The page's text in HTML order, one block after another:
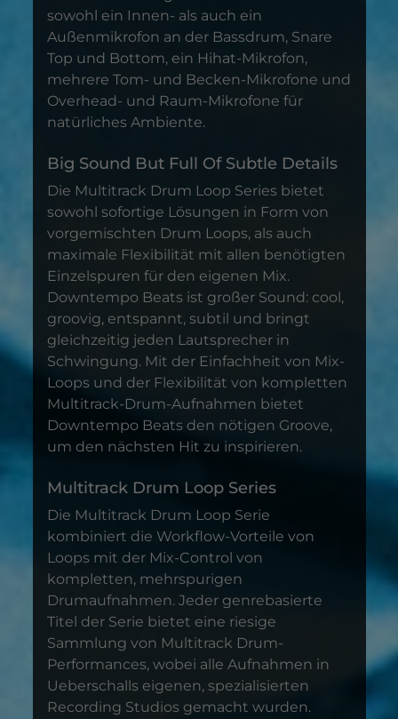
sowohl ein Innen- als auch ein
Außenmikrofon an der Bassdrum, Snare
Top und Bottom, ein Hihat-Mikrofon,
mehrere Tom- und Becken-Mikrofone und
Overhead- und Raum-Mikrofone für
natürliches Ambiente.
Big Sound But Full Of Subtle Details
Die Multitrack Drum Loop Series bietet
sowohl sofortige Lösungen in Form von
vorgemischten Drum Loops, als auch
maximale Flexibilität mit allen benötigten
Einzelspuren für den eigenen Mix.
Downtempo Beats ist großer Sound: cool,
groovig, entspannt, subtil und bringt
gleichzeitig jeden Lautsprecher in
Schwingung. Mit der Einfachheit von Mix-
Loops und der Flexibilität von kompletten
Multitrack-Drum-Aufnahmen bietet
Downtempo Beats den nötigen Groove,
um den nächsten Hit zu inspirieren.
Multitrack Drum Loop Series
Die Multitrack Drum Loop Serie
kombiniert die Workflow-Vorteile von
Loops mit der Mix-Control von
kompletten, mehrspurigen
Drumaufnahmen. Jeder genrebasierte
Titel der Serie bietet eine riesige
Sammlung von Multitrack Drum-
Performances, wobei alle Aufnahmen in
Ueberschalls eigenen, spezialisierten
Recording Studios gemacht wurden.